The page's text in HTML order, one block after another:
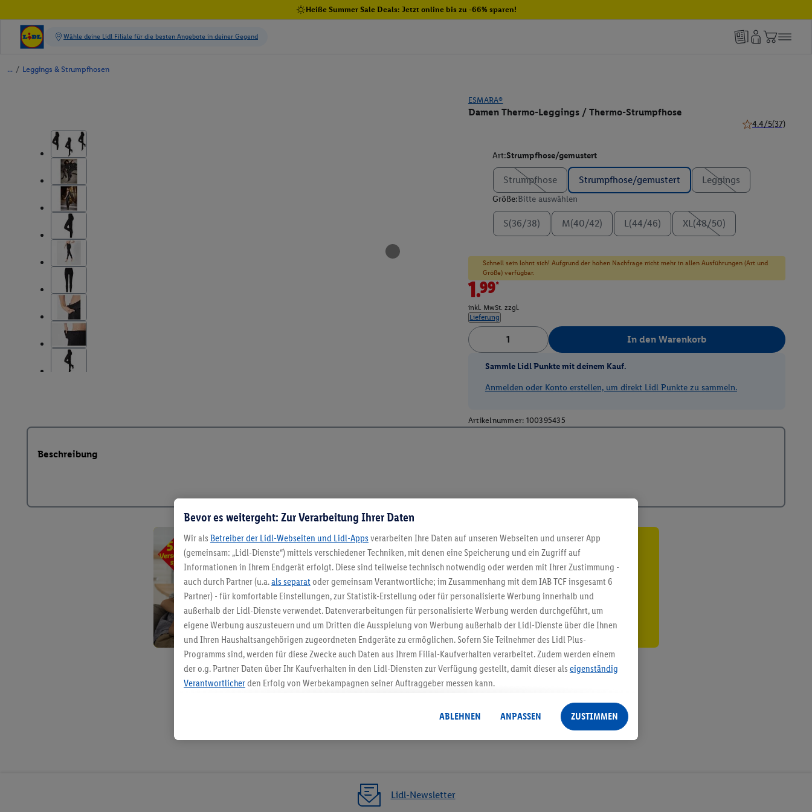
Heiße Summer Sale Deals: Jetzt online bis zu -66% sparen!
/ Leggings & Strumpfhosen
ESMARA®
Damen Thermo-Leggings / Thermo-Strumpfhose
4.4/5(37)
Art:Strumpfhose/gemustert
Strumpfhose Strumpfhose/gemustert Leggings
Größe:Bitte auswählen
S(36/38) M(40/42) L(44/46) XL(48/50)
Schnell sein lohnt sich! Aufgrund der hohen Nachfrage nicht mehr in allen Ausführungen (Art und
Größe) verfügbar.
1.99*
inkl. MwSt. zzgl.
Lieferung
In den Warenkorb
Sammle Lidl Punkte mit deinem Kauf.
Anmelden oder Konto erstellen, um direkt Lidl Punkte zu sammeln.
Artikelnummer: 100395435
Beschreibung
5.95 € Versand sparen³²ᵃ
Jetzt zum Newsletter anmelden
Gutschein sichern!
Lidl-Newsletter
Bevor es weitergeht: Zur Verarbeitung Ihrer Daten
Wir als Betreiber der Lidl-Webseiten und Lidl-Apps verarbeiten Ihre Daten auf unseren Webseiten und unserer App
(gemeinsam: „Lidl-Dienste“) mittels verschiedener Techniken, mit denen eine Speicherung und ein Zugriff auf
Informationen in Ihrem Endgerät erfolgt. Diese sind teilweise technisch notwendig oder werden mit Ihrer Zustimmung -
auch durch Partner (u.a.als separat oder gemeinsam Verantwortliche; im Zusammenhang mit dem IAB TCF insgesamt 6
Partner) - für komfortable Einstellungen, zur Statistik-Erstellung oder für personalisierte Werbung innerhalb und
außerhalb der Lidl-Dienste verwendet. Datenverarbeitungen für personalisierte Werbung werden durchgeführt, um
eigene Werbung auszusteuern und um Dritten die Ausspielung von Werbung außerhalb der Lidl-Dienste über die Ihnen
und Ihren Haushaltsangehörigen zugeordneten Endgeräte zu ermöglichen. Sofern Sie Teilnehmer des Lidl Plus-
Programms sind, werden für diese Zwecke auch Daten aus Ihrem Filial-Kaufverhalten verarbeitet. Zudem werden einem
der o.g. Partner Daten über Ihr Kaufverhalten in den Lidl-Diensten zur Verfügung gestellt, damit dieser als eigenständig
Verantwortlicherden Erfolg von Werbekampagnen seiner Auftraggeber messen kann.
angereicherten Profilen. Dies umfasst die Zusammenführung von Daten (z.B. über Ihre Nutzung der Lidl-Dienste, Ihr
Kaufverhalten in den Lidl-Diensten, Informationen aus Ihrem Kundenkonto - z.B. Alter oder Geschlecht - sowie Ihre
genauen Standortdaten) auch über verschiedene Endgeräte und Lidl-Dienste hinweg einschließlich dem Speichern von
Erfolgsmessung der Werbung, zur Zielgruppenforschung, zur Entwicklung von Angeboten sowie zur technischen
Sicherung und Optimierung dieser Werbeausspielungen.
ABLEHNEN ANPASSEN ZUSTIMMEN